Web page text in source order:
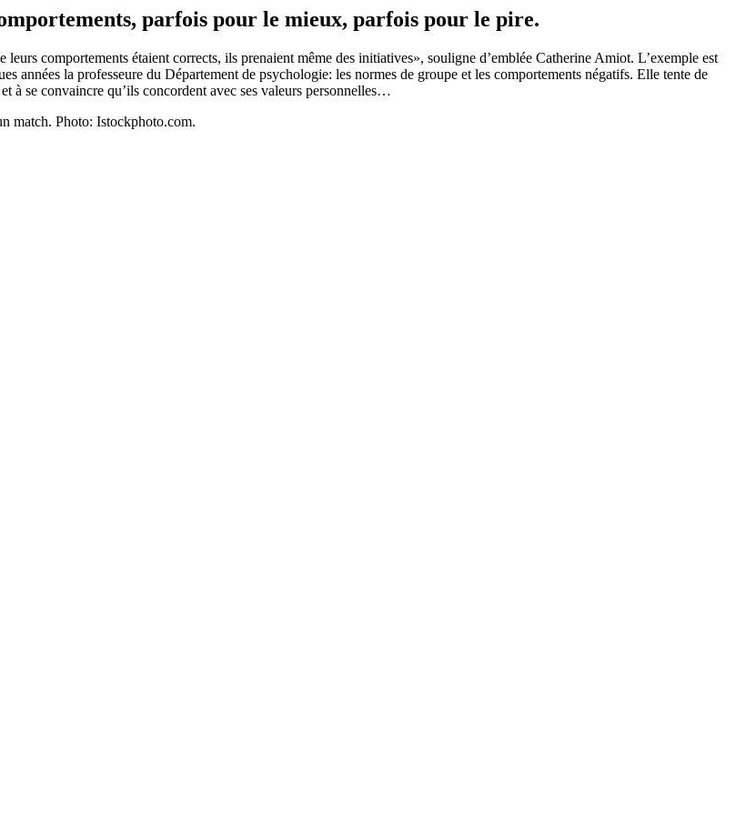
parfois pour le mieux, parfois pour le pire.
comportements étaient corrects, ils prenaient même des initiatives», souligne d’emblée Catherine Amiot. L’exemple est
années la professeure du Département de psychologie: les normes de groupe et les comportements négatifs. Elle tente de
à se convaincre qu’ils concordent avec ses valeurs personnelles…
match. Photo: Istockphoto.com.